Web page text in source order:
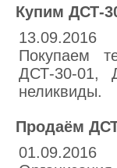
Купим ДСТ-
13.09.2016
Покупаем
ДСТ-30-01,
неликвиды.
Продаём
01.09.2016